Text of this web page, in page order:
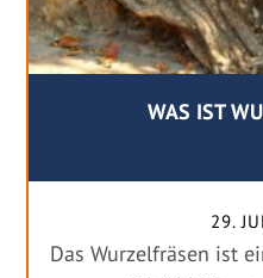
WAS IST
29.
Das Wurzelfräsen ist